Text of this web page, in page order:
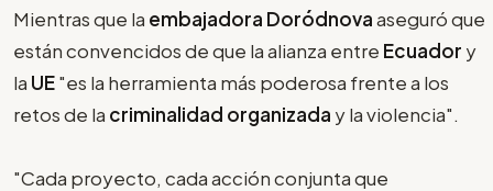
Mientras que la embajadora Doródnovaaseguró que
están convencidos de que la alianza entre Ecuador y
la UE"es la herramienta más poderosa frente a los
retos de la criminalidad organizada y la violencia".
"Cada proyecto, cada acción conjunta que